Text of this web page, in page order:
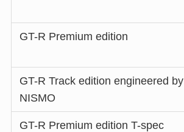
GT-R Premium edition
GT-R Track edition engineered by
NISMO
GT-R Premium edition T-spec